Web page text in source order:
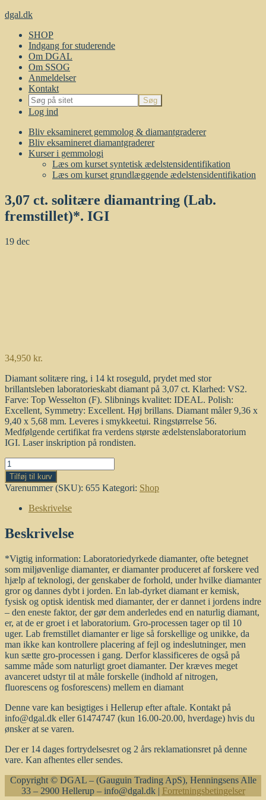
dgal.dk
SHOP
Indgang for studerende
Om DGAL
Om SSOG
Anmeldelser
Kontakt
Log ind
Bliv eksamineret gemmolog & diamantgraderer
Bliv eksamineret diamantgraderer
Kurser i gemmologi
Læs om kurset syntetisk ædelstensidentifikation
Læs om kurset grundlæggende ædelstensidentifikation
3,07 ct. solitære diamantring (Lab.
fremstillet)*. IGI
19 dec
34,950 kr.
Diamant solitære ring, i 14 kt roseguld, prydet med stor
brillantsleben laboratorieskabt diamant på 3,07 ct. Klarhed: VS2.
Farve: Top Wesselton (F). Slibnings kvalitet: IDEAL. Polish:
Excellent, Symmetry: Excellent. Høj brillans. Diamant måler 9,36 x
9,40 x 5,68 mm. Leveres i smykkeetui. Ringstørrelse 56.
Medfølgende certifikat fra verdens største ædelstenslaboratorium
IGI. Laser inskription på rondisten.
3,07
ct.
solitære
diamantring
(Lab.
fremstillet)*.
IGI
antal
Tilføj til kurv
Varenummer (SKU): 655 Kategori: Shop
Beskrivelse
Beskrivelse
*Vigtig information: Laboratoriedyrkede diamanter, ofte betegnet
som miljøvenlige diamanter, er diamanter produceret af forskere ved
hjælp af teknologi, der genskaber de forhold, under hvilke diamanter
gror og dannes dybt i jorden. En lab-dyrket diamant er kemisk,
fysisk og optisk identisk med diamanter, der er dannet i jordens indre
– den eneste faktor, der gør dem anderledes end en naturlig diamant,
er, at de er groet i et laboratorium. Gro-processen tager op til 10
uger. Lab fremstillet diamanter er lige så forskellige og unikke, da
man ikke kan kontrollere placering af fejl og indeslutninger, men
kun sætte gro-processen i gang. Derfor klassificeres de også på
samme måde som naturligt groet diamanter. Der kræves meget
avanceret udstyr til at måle forskelle (indhold af nitrogen,
fluorescens og fosforescens) mellem en diamant
Denne vare kan besigtiges i Hellerup efter aftale. Kontakt på
info@dgal.dk eller 61474747 (kun 16.00-20.00, hverdage) hvis du
ønsker at se varen.
Der er 14 dages fortrydelsesret og 2 års reklamationsret på denne
vare. Kan afhentes eller sendes.
Copyright © DGAL – (Gauguin Trading ApS), Henningsens Alle
33 – 2900 Hellerup – info@dgal.dk | Forretningsbetingelser